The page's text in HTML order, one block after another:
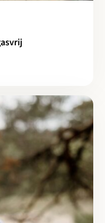
nu is het tijd om door te